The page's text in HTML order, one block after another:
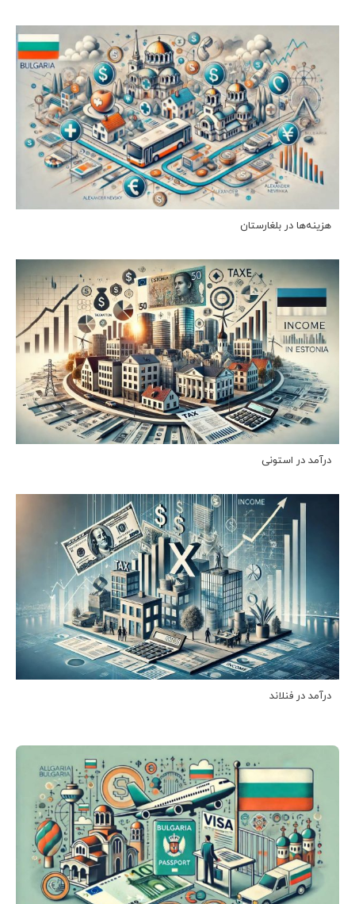
هزینه‌ها در بلغارستان
درآمد در استونی
درآمد در فنلاند